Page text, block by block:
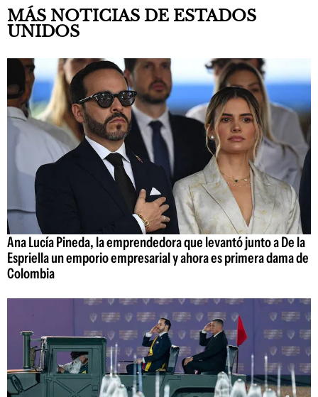
MÁS NOTICIAS DE ESTADOS
UNIDOS
Ana Lucía Pineda, la emprendedora que levantó junto a De la
Espriella un emporio empresarial y ahora es primera dama de
Colombia